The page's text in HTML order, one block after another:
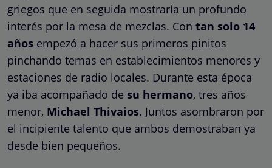
griegos que en seguida mostraría un profundo
interés por la mesa de mezclas. Con tan solo 14
años empezó a hacer sus primeros pinitos
pinchando temas en establecimientos menores y
estaciones de radio locales. Durante esta época
ya iba acompañado de su hermano, tres años
menor, Michael Thivaios. Juntos asombraron por
el incipiente talento que ambos demostraban ya
desde bien pequeños.